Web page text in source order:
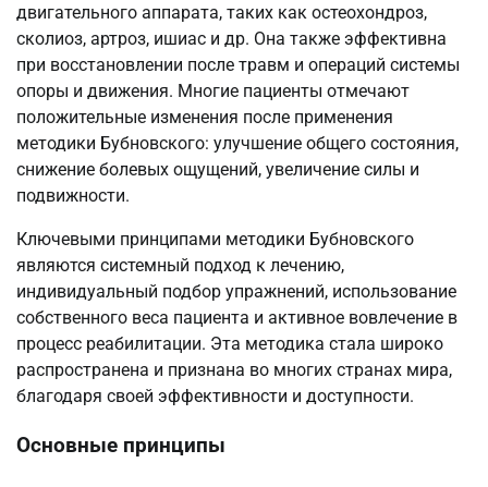
двигательного аппарата, таких как остеохондроз,
сколиоз, артроз, ишиас и др. Она также эффективна
при восстановлении после травм и операций системы
опоры и движения. Многие пациенты отмечают
положительные изменения после применения
методики Бубновского: улучшение общего состояния,
снижение болевых ощущений, увеличение силы и
подвижности.
Ключевыми принципами методики Бубновского
являются системный подход к лечению,
индивидуальный подбор упражнений, использование
собственного веса пациента и активное вовлечение в
процесс реабилитации. Эта методика стала широко
распространена и признана во многих странах мира,
благодаря своей эффективности и доступности.
Основные принципы